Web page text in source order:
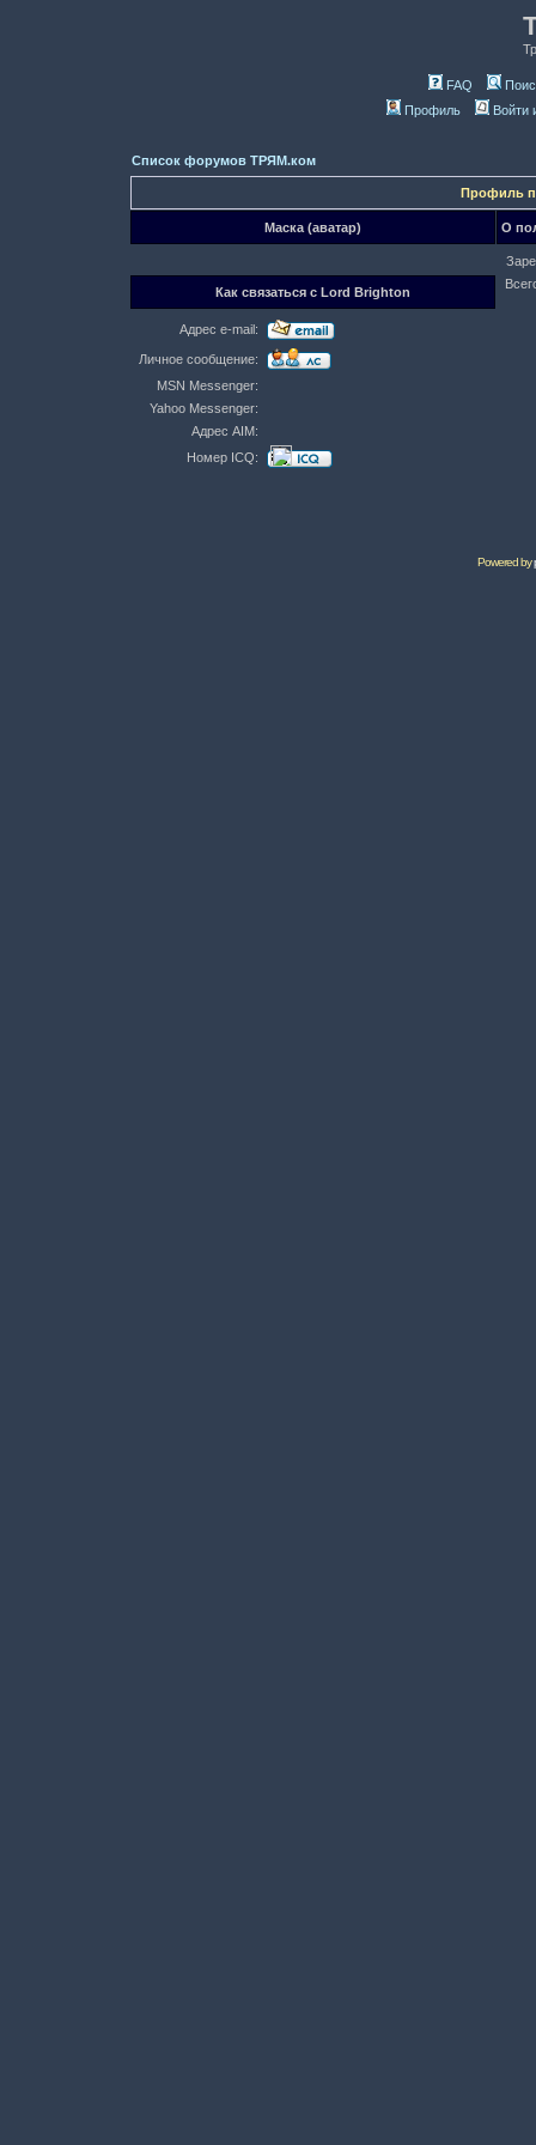
FAQ
Профиль
Войти
Список форумов ТРЯМ.ком
Профиль
Маска (аватар) О
Как связаться с Lord Brighton
Адрес e-mail:
Личное сообщение:
MSN Messenger:
Yahoo Messenger:
Адрес AIM:
Номер ICQ:
Powered by